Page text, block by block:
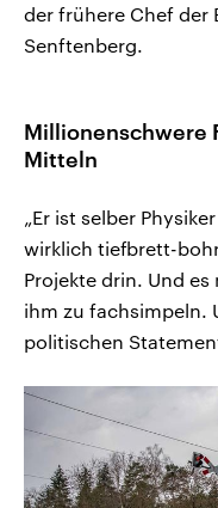
der frühere Chef der
Senftenberg.
Millionenschwere
Mitteln
„Er ist selber
wirklich tiefbrett-
Projekte drin. Und
ihm zu fachsimpeln.
politischen